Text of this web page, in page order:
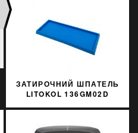
ЗАТИРОЧНИЙ ШПАТЕЛЬ
LITOKOL 136GM02D